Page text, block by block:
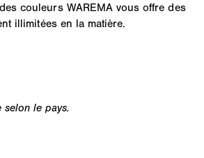
couleurs WAREMA vous offre des
illimitées en la matière.